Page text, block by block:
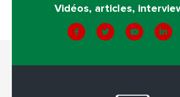
Vidéos, articles,